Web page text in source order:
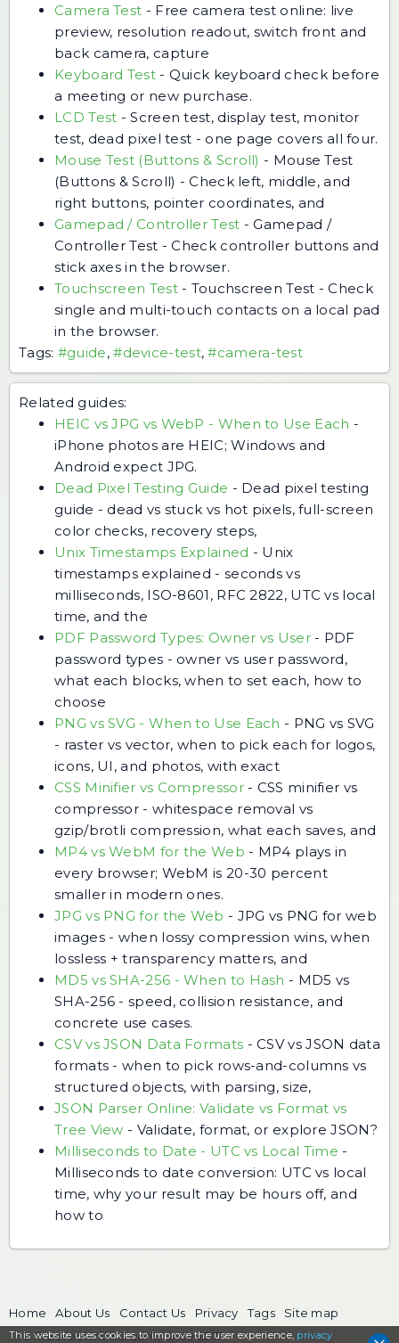
Camera Test - Free camera test online: live
preview, resolution readout, switch front and
back camera, capture
Keyboard Test- Quick keyboard check before
a meeting or new purchase.
LCD Test -Screen test, display test, monitor
test, dead pixel test - one page covers all four.
Mouse Test (Buttons & Scroll) - Mouse Test
(Buttons & Scroll) - Check left, middle, and
right buttons, pointer coordinates, and
Gamepad / Controller Test -Gamepad /
Controller Test - Check controller buttons and
stick axes in the browser.
Touchscreen Test- Touchscreen Test - Check
single and multi-touch contacts on a local pad
in the browser.
Tags: #guide,#device-test,#camera-test
Related guides:
HEIC vs JPG vs WebP - When to Use Each -
iPhone photos are HEIC; Windows and
Android expect JPG.
Dead Pixel Testing Guide - Dead pixel testing
guide - dead vs stuck vs hot pixels, full-screen
color checks, recovery steps,
Unix Timestamps Explained - Unix
timestamps explained - seconds vs
milliseconds, ISO-8601, RFC 2822, UTC vs local
time, and the
PDF Password Types: Owner vs User- PDF
password types - owner vs user password,
what each blocks, when to set each, how to
choose
PNG vs SVG - When to Use Each - PNG vs SVG
- raster vs vector, when to pick each for logos,
icons, UI, and photos, with exact
CSS Minifier vs Compressor- CSS minifier vs
compressor - whitespace removal vs
gzip/brotli compression, what each saves, and
MP4 vs WebM for the Web - MP4 plays in
every browser; WebM is 20-30 percent
smaller in modern ones.
JPG vs PNG for the Web - JPG vs PNG for web
images - when lossy compression wins, when
lossless + transparency matters, and
MD5 vs SHA-256 - When to Hash - MD5 vs
SHA-256 - speed, collision resistance, and
concrete use cases.
CSV vs JSON Data Formats -CSV vs JSON data
formats - when to pick rows-and-columns vs
structured objects, with parsing, size,
JSON Parser Online: Validate vs Format vs
Tree View - Validate, format, or explore JSON?
Milliseconds to Date - UTC vs Local Time -
Milliseconds to date conversion: UTC vs local
time, why your result may be hours off, and
how to
This website uses cookies toimprove the user experience, privacy
Home About Us Contact Us Privacy Tags
Site map
The FreeToolOnline.com, since 2017